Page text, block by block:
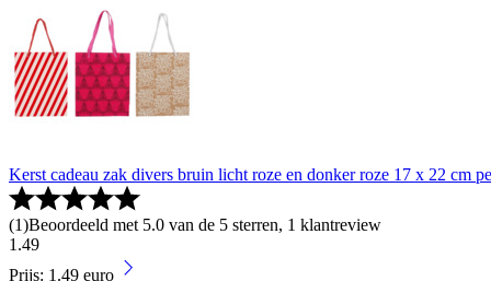
Kerst cadeau zak divers bruin licht roze en donker roze 17 x 22 cm
(1)Beoordeeld met 5.0 van de 5 sterren, 1 klantreview
1 .49
Prijs: 1.49 euro